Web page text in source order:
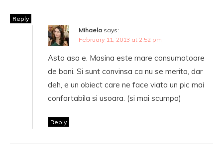
Reply
Mihaela says:
February 11, 2013 at 2:52 pm
Asta asa e. Masina este mare consumatoare
de bani. Si sunt convinsa ca nu se merita, dar
deh, e un obiect care ne face viata un pic mai
confortabila si usoara. (si mai scumpa)
Reply